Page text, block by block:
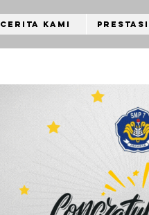
Cerita Kami Prestasi